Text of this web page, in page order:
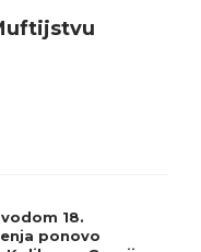
18.
ponovo